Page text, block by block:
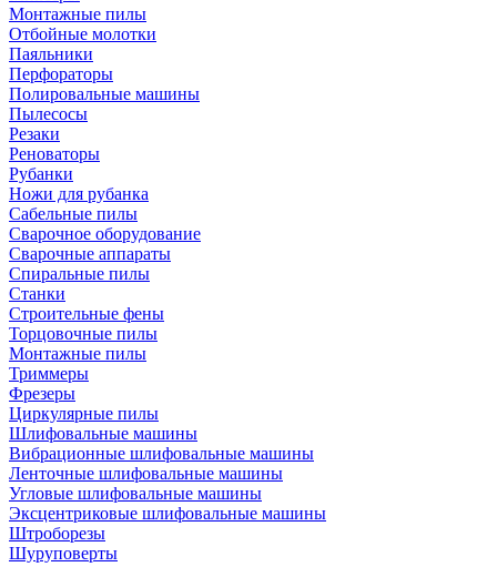
Монтажные пилы
Отбойные молотки
Паяльники
Перфораторы
Полировальные машины
Пылесосы
Резаки
Реноваторы
Рубанки
Ножи для рубанка
Сабельные пилы
Сварочное оборудование
Сварочные аппараты
Спиральные пилы
Станки
Строительные фены
Торцовочные пилы
Монтажные пилы
Триммеры
Фрезеры
Циркулярные пилы
Шлифовальные машины
Вибрационные шлифовальные машины
Ленточные шлифовальные машины
Угловые шлифовальные машины
Эксцентриковые шлифовальные машины
Штроборезы
Шуруповерты